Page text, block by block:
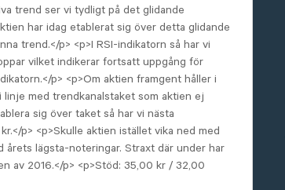
trend ser vi tydligt på det glidande
har idag etablerat sig över detta glidande
trend.</p> <p>I RSI-indikatorn så har vi
vilket indikerar fortsatt uppgång för
p> <p>Om aktien framgent håller i
med trendkanalstaket som aktien ej
sig över taket så har vi nästa
p> <p>Skulle aktien istället vika ned med
årets lägsta-noteringar. Straxt där under har
av 2016.</p> <p>Stöd: 35,00 kr / 32,00